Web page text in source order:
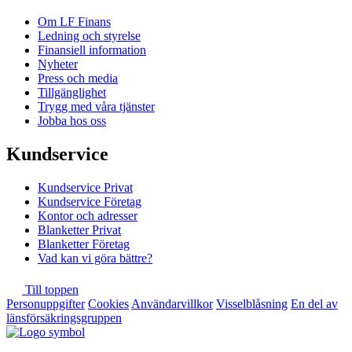
Om LF Finans
Ledning och styrelse
Finansiell information
Nyheter
Press och media
Tillgänglighet
Trygg med våra tjänster
Jobba hos oss
Kundservice
Kundservice Privat
Kundservice Företag
Kontor och adresser
Blanketter Privat
Blanketter Företag
Vad kan vi göra bättre?
Till toppen
Personuppgifter Cookies Användarvillkor Visselblåsning En del av
länsförsäkringsgruppen